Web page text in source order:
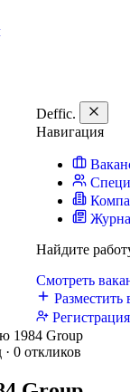
Deffic.
Навигация
Найдите
Смотреть
Разместить
1984 Group
0 откликов